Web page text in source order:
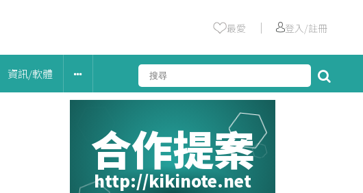
最愛 ｜ 登入/註冊
資訊/軟體
合作提案
http://kikinote.net